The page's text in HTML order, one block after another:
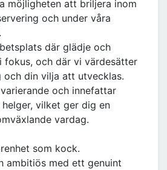
möjligheten att briljera inom
och under våra
där glädje och
fokus, och där vi värdesätter
och din vilja att utvecklas.
och innefattar
vilket ger dig en
vardag.
som kock.
ambitiös med ett genuint